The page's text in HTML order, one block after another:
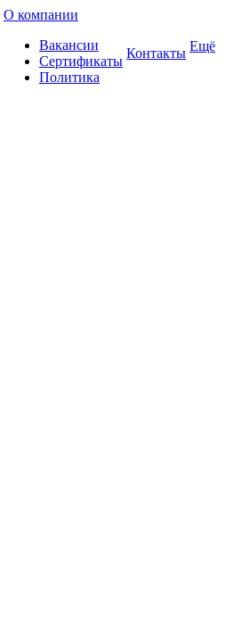
О компании
Вакансии
Сертификаты
Политика
Контакты Ещё